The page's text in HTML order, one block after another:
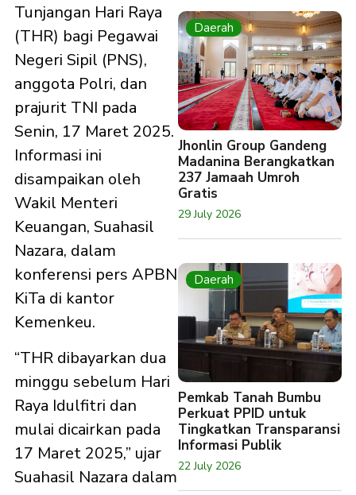
Tunjangan Hari Raya
(THR) bagi Pegawai
Negeri Sipil (PNS),
anggota Polri, dan
prajurit TNI pada
Senin, 17 Maret 2025.
Informasi ini
disampaikan oleh
Wakil Menteri
Keuangan, Suahasil
Nazara, dalam
konferensi pers APBN
KiTa di kantor
Kemenkeu.
“THR dibayarkan dua
minggu sebelum Hari
Raya Idulfitri dan
mulai dicairkan pada
17 Maret 2025,” ujar
Suahasil Nazara dalam
Daerah
Jhonlin Group Gandeng
Madanina Berangkatkan
237 Jamaah Umroh
Gratis
29 July 2026
Daerah
Pemkab Tanah Bumbu
Perkuat PPID untuk
Tingkatkan Transparansi
Informasi Publik
22 July 2026